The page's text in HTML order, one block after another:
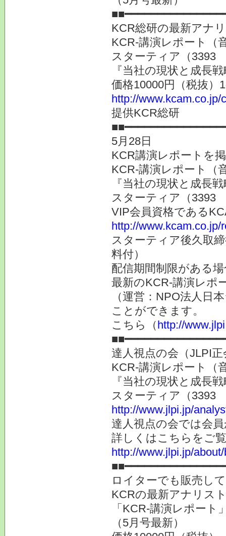
KCR総研の最新アナ
KCR-講演レポート（
スターティア（3393
『当社の現状と成長
価格10000円（税抜）
http://www.kcam.co.jp/
提供KCR総研
5月28日
KCR講演レポートを
KCR-講演レポート（
『当社の現状と成長
スターティア（3393
VIP会員資格である
http://www.kcam.co.jp/
スターティア後久取
料付）
配信期間制限がある
最新のKCR-講演レポ
（運営：NPO法人日
ことができます。
こちら（http://
達人視点の会（JLPI
KCR-講演レポート（
『当社の現状と成長
スターティア（3393
http://www.jlpi.jp/
達人視点の会では会
詳しくはこちらをご
http://www.jlpi.jp/
ロイターでも販売し
KCRの最新アナリス
「KCR-講演レポー
（5月号最新）